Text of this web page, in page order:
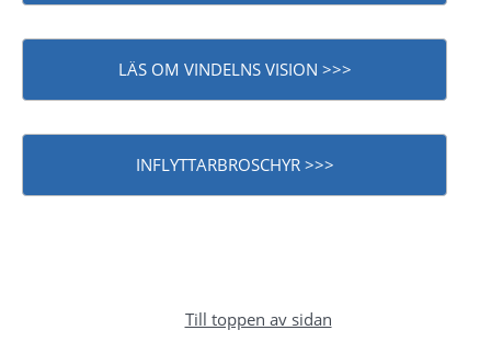
LÄS OM VINDELNS VISION >>>
INFLYTTARBROSCHYR >>>
Till toppen av sidan